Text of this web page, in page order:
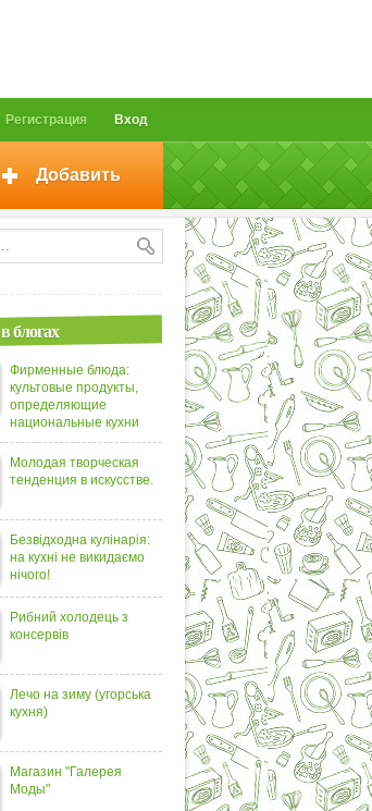
Вход
Регистрация
Добавить
блогах
Фирменные блюда:
культовые продукты,
определяющие
национальные кухни
Молодая творческая
тенденция в искусстве.
Безвідходна кулінарія:
на кухні не викидаємо
нічого!
Рибний холодець з
консервів
Лечо на зиму (угорська
кухня)
Магазин "Галерея
Моды"